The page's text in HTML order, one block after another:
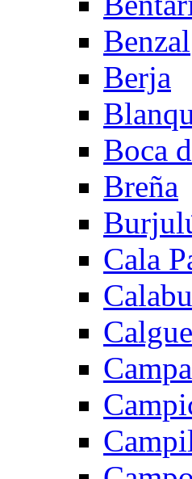
Benzal
Berja
Boca
Breña
Cala